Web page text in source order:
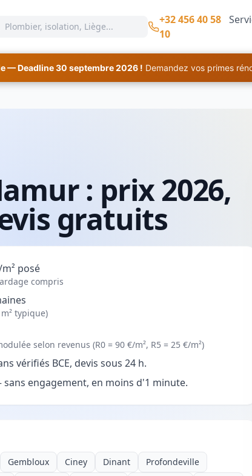
+32 456 40 58
10
— Deadline 30 septembre 2026 ! Demandez vos primes
: prix 2026,
gratuits
posé
compris
typique)
selon revenus (R0 = 90 €/m², R5 = 25 €/m²)
vérifiés BCE, devis sous 24 h.
engagement, en moins d'1 minute.
Gembloux Ciney Dinant
Profondeville